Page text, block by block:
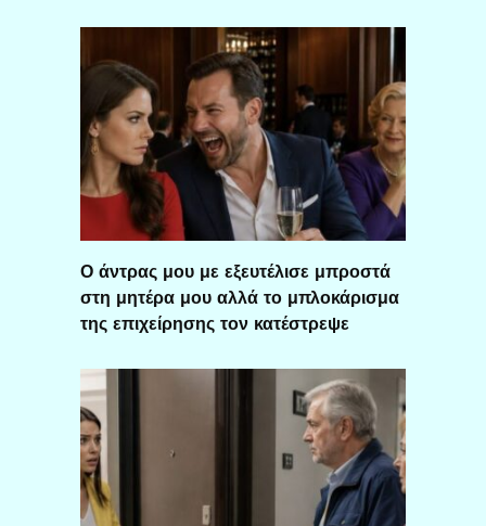
Ο άντρας μου με εξευτέλισε μπροστά
στη μητέρα μου αλλά το μπλοκάρισμα
της επιχείρησης τον κατέστρεψε